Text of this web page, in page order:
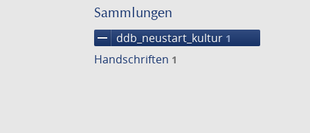
Sammlungen
remove ddb_neustart_kultur 1
Handschriften 1